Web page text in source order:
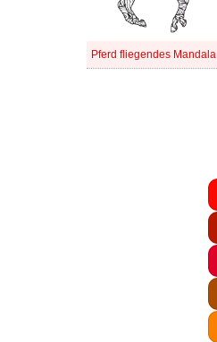
Pferd fliegendes Mandala